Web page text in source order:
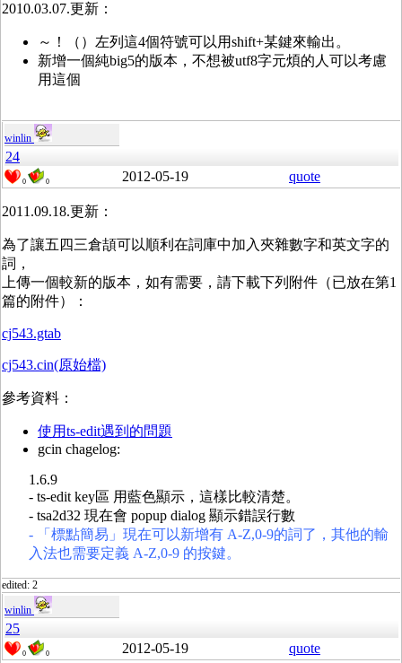
2010.03.07.更新：
～！（）左列這4個符號可以用shift+某鍵來輸出。
新增一個純big5的版本，不想被utf8字元煩的人可以考慮
用這個
winlin
24
0 0 2012-05-19 quote
2011.09.18.更新：
為了讓五四三倉頡可以順利在詞庫中加入夾雜數字和英文字的
詞，
上傳一個較新的版本，如有需要，請下載下列附件（已放在第1
篇的附件）：
cj543.gtab
cj543.cin(原始檔)
參考資料：
使用ts-edit遇到的問題
gcin chagelog:
1.6.9
- ts-edit key區 用藍色顯示，這樣比較清楚。
- tsa2d32 現在會 popup dialog 顯示錯誤行數
- 「標點簡易」現在可以新增有 A-Z,0-9的詞了，其他的輸
入法也需要定義 A-Z,0-9 的按鍵。
edited: 2
winlin
25
0 0 2012-05-19 quote